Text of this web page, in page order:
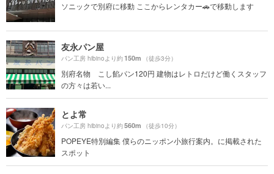
ソニックで別府に移動 ここからレンタカー🚗で移動します
友永パン屋
パン工房 hibinoより約150m （徒歩3分）
別府名物 こし餡パン120円 建物はレトロだけど働くスタッフ
の方々は若い...
とよ常
パン工房 hibinoより約560m （徒歩10分）
POPEYE特別編集 僕らのニッポン小旅行案内。に掲載された
スポット